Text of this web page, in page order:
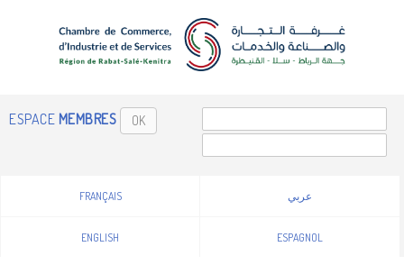
ESPACE MEMBRES OK
FRANÇAIS عربي
ENGLISH ESPAGNOL